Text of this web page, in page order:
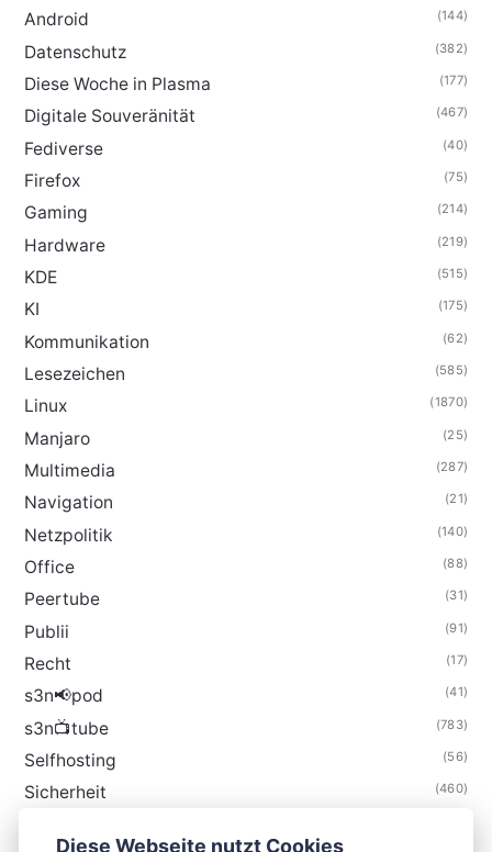
Android (144)
Datenschutz (382)
Diese Woche in Plasma (177)
Digitale Souveränität (467)
Fediverse (40)
Firefox (75)
Gaming (214)
Hardware (219)
KDE (515)
KI (175)
Kommunikation (62)
Lesezeichen (585)
Linux (1870)
Manjaro (25)
Multimedia (287)
Navigation (21)
Netzpolitik (140)
Office (88)
Peertube (31)
Publii (91)
Recht (17)
s3n📢pod (41)
s3n📺tube (783)
Selfhosting (56)
Sicherheit (460)
Diese Webseite nutzt Cookies